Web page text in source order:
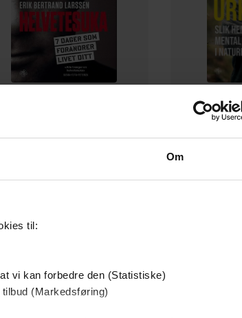
Om
til:
vi kan forbedre den (Statistiske)
(Markedsføring)
Helvetesuka
Erik
Premium